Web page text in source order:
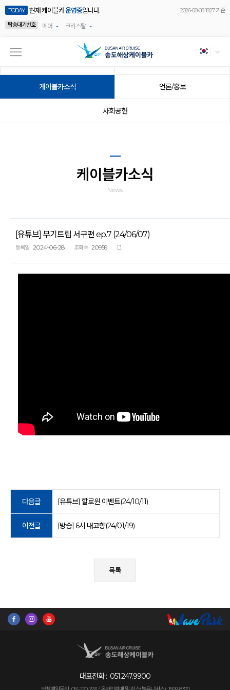
TODAY 현재 케이블카운영중입니다.
2026-08-08 18:27 기준
탑승대기번호
에어 - 크리스탈 -
케이블카소식 언론/홍보
사회공헌
케이블카소식
News
[유튜브] 부기트립 서구편 ep.7 (24/06/07)
등록일 2024-06-28 조회수 20959
다음글 [유튜브] 할로윈 이벤트(24/10/11)
이전글 [방송] 6시 내고향(24/01/19)
목록
대표전화 : 051.247.9900